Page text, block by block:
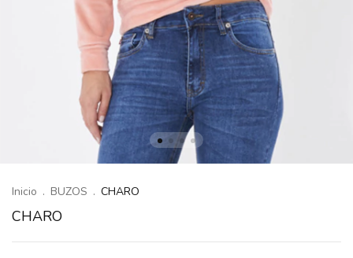
Inicio . BUZOS . CHARO
CHARO